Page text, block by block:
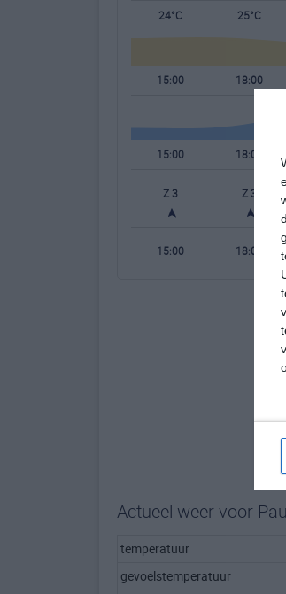
24°C 25°C
15:00 18:00
15:00 18:00
Z 3 Z 3
15:00 18:00
Actueel weer voor
temperatuur
gevoelstemperatuur